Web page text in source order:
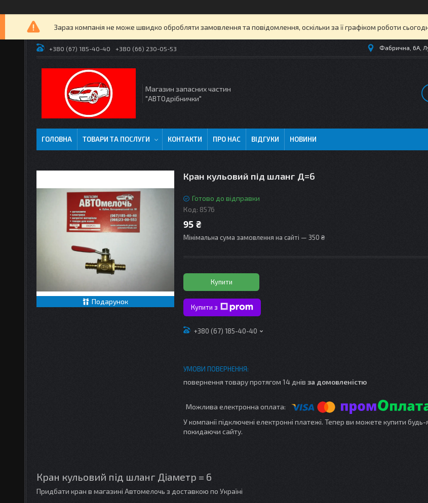
Зараз компанія не може швидко обробляти замовлення та повідомлення, оскільки за її графіком роботи
+380 (67) 185-40-40 +380 (66) 230-05-53 Фабрична, 6А,
Магазин запасних частин
"АВТОдрібнички"
ГОЛОВНА ТОВАРИ ТА ПОСЛУГИ КОНТАКТИ ПРО НАС ВІДГУКИ НОВИНИ
Подарунок
Кран кульовий під шланг Д=6
Готово до відправки
Код: 8576
95 ₴
Мінімальна сума замовлення на сайті — 350 ₴
Купити
Купити з
+380 (67) 185-40-40
повернення товару протягом 14 днів за домовленістю
У компанії підключені електронні платежі. Тепер ви можете купити
покидаючи сайту.
Кран кульовий під шланг Діаметр = 6
Придбати кран в магазині Автомелочь з доставкою по Україні